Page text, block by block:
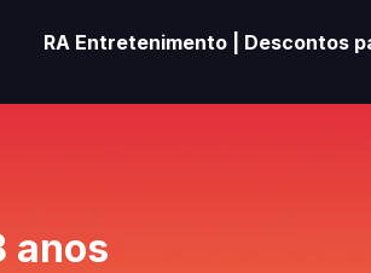
RA Entretenimento | Descontos
anos